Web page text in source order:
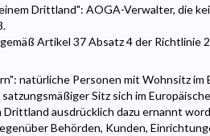
Drittland": AOGA-Verwalter, die
Artikel 37 Absatz 4 der Richtlinie
natürliche Personen mit Wohnsitz
Sitz sich im
ausdrücklich dazu ernannt
Behörden, Kunden,